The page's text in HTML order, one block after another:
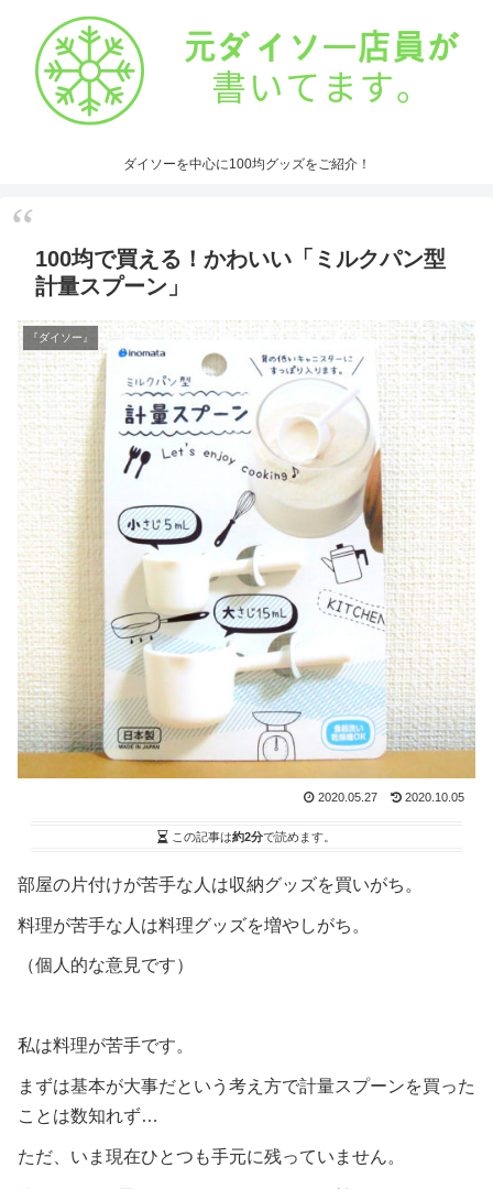
ダイソーを中心に100均グッズをご紹介！
100均で買える！かわいい「ミルクパン型
計量スプーン」
『ダイソー』
2020.05.27 2020.10.05
この記事は約2分で読めます。
部屋の片付けが苦手な人は収納グッズを買いがち。
料理が苦手な人は料理グッズを増やしがち。
（個人的な意見です）
私は料理が苦手です。
まずは基本が大事だという考え方で計量スプーンを買った
ことは数知れず…
ただ、いま現在ひとつも手元に残っていません。